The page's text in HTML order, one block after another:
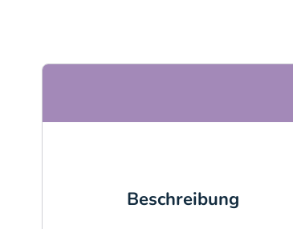
Beschreibung